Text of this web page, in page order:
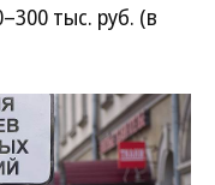
тыс. руб. (в